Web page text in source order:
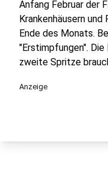
Anfang Februar der
Krankenhäusern
Ende des Monats.
"Erstimpfungen".
zweite Spritze
Anzeige